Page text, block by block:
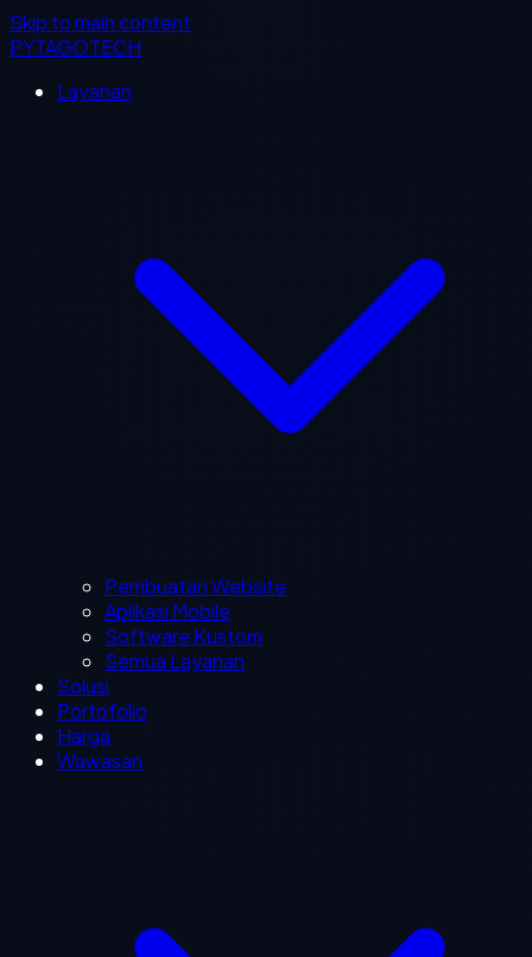
Skip to main content
PYTAGOTECH
Layanan
Pembuatan Website
Aplikasi Mobile
Software Kustom
Semua Layanan
Solusi
Portofolio
Harga
Wawasan